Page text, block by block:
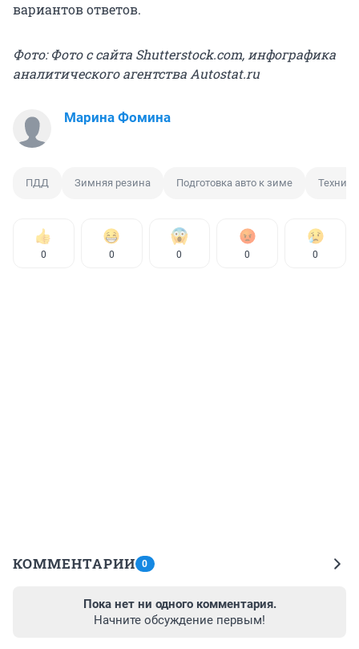
вариантов ответов.
Фото: Фото с сайта Shutterstock.com, инфографика
аналитического агентства Аutostat.ru
Марина Фомина
ПДД Зимняя резина Подготовка авто к зиме
0 0 0 0 0
КОММЕНТАРИИ 0
Пока нет ни одного комментария.
Начните обсуждение первым!